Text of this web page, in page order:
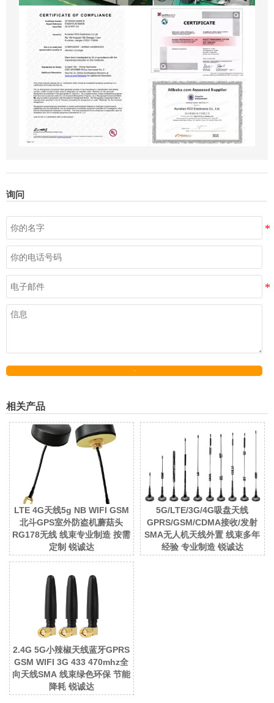
询问
相关产品
LTE 4G天线5g NB WIFI GSM
北斗GPS室外防盗机蘑菇头
RG178无线 线束专业制造 按需
定制 锐诚达
5G/LTE/3G/4G吸盘天线
GPRS/GSM/CDMA接收/发射
SMA无人机天线外置 线束多年
经验 专业制造 锐诚达
2.4G 5G小辣椒天线蓝牙GPRS
GSM WIFI 3G 433 470mhz全
向天线SMA 线束绿色环保 节能
降耗 锐诚达